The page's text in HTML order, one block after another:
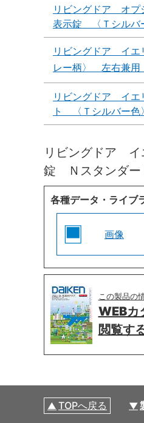
リビングドア オ
表示錠 〈Ｔシル
リビングドア イ
レー柄〉 左右兼
リビングドア イ
ト 〈Ｔシルバー
リビングドア
錠 Ｎスタンダー
各種データ・ライブ
画像
この製品の
WEBカ
閲覧す
TOPへ戻る